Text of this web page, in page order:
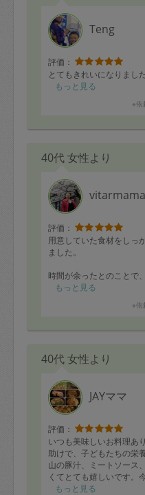
Teng
評価：
とてもきれいになりまし
もっと見る
※依
40代 女性より
vitarmama
評価：
用意していた食材をしっ
ました。
時間が余ったとのことで
てくださり感激します…！
引き続きよろしくお願い
もっと見る
※依
40代 女性より
JAYママ
評価：
いつも美味しいお料理あ
助けで、子どもたちの栄
山の豚汁、ミートソース
くてとても嬉しいです。
た韓国風海苔巻は次回も
もっと見る